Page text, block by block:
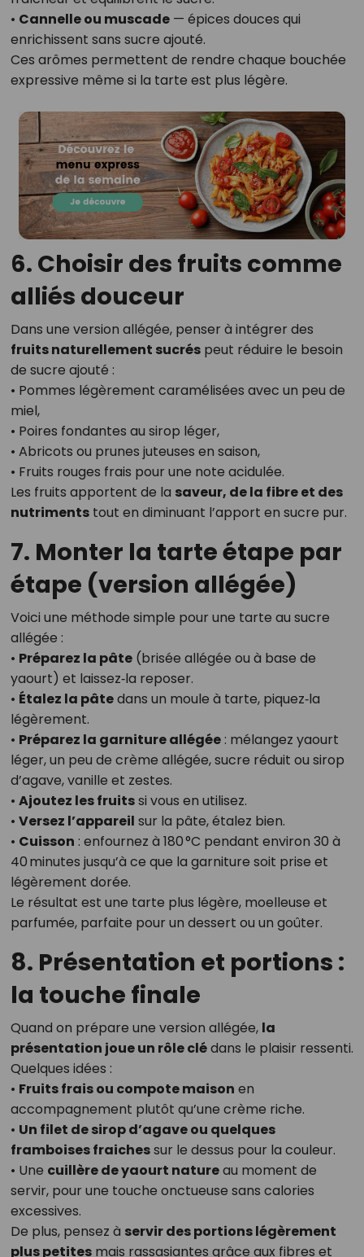
• Cannelle ou muscade— épices douces qui
enrichissent sans sucre ajouté.
Ces arômes permettent de rendre chaque bouchée
expressive même si la tarte est plus légère.
6. Choisir des fruits comme
alliés douceur
Dans une version allégée, penser à intégrer des
fruits naturellement sucréspeut réduire le besoin
de sucre ajouté :
• Pommes légèrement caramélisées avec un peu de
miel,
• Poires fondantes au sirop léger,
• Abricots ou prunes juteuses en saison,
• Fruits rouges frais pour une note acidulée.
Les fruits apportent de la saveur, de la fibre et des
nutrimentstout en diminuant l’apport en sucre pur.
7. Monter la tarte étape par
étape (version allégée)
Voici une méthode simple pour une tarte au sucre
allégée :
• Préparez la pâte(brisée allégée ou à base de
yaourt) et laissez‑la reposer.
• Étalez la pâtedans un moule à tarte, piquez‑la
légèrement.
• Préparez la garniture allégée: mélangez yaourt
léger, un peu de crème allégée, sucre réduit ou sirop
d’agave, vanille et zestes.
• Ajoutez les fruitssi vous en utilisez.
• Versez l’appareil sur la pâte, étalez bien.
• Cuisson : enfournez à 180 °C pendant environ 30 à
40 minutes jusqu’à ce que la garniture soit prise et
légèrement dorée.
Le résultat est une tarte plus légère, moelleuse et
parfumée, parfaite pour un dessert ou un goûter.
8. Présentation et portions :
la touche finale
Quand on prépare une version allégée, la
présentation joue un rôle clédans le plaisir ressenti.
Quelques idées :
• Fruits frais ou compote maison en
accompagnement plutôt qu’une crème riche.
• Un filet de sirop d’agave ou quelques
framboises fraichessur le dessus pour la couleur.
• Une cuillère de yaourt natureau moment de
servir, pour une touche onctueuse sans calories
excessives.
De plus, pensez à servir des portions légèrement
plus petitesmais rassasiantes grâce aux fibres et